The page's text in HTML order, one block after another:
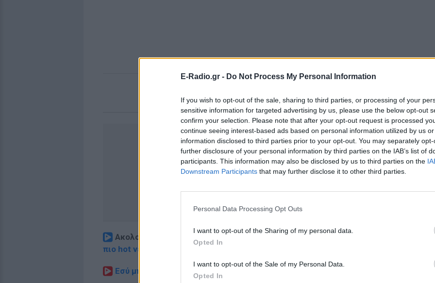
E-Radio.gr - Do Not Process My Personal Information
If you wish to opt-out of the sale, sharing to third parties, or processing of your
sensitive information for targeted advertising by us, please use the below opt-out
confirm your selection. Please note that after your opt-out request is processed
continue seeing interest-based ads based on personal information utilized by us
information disclosed to third parties prior to your opt-out. You may separately
further disclosure of your personal information by third parties on the IAB’s list of
participants. This information may also be disclosed by us to third parties on the
Downstream Participants that may further disclose it to other third parties.
Personal Data Processing Opt Outs
I want to opt-out of the Sharing of my personal data.
Opted In
I want to opt-out of the Sale of my Personal Data.
Opted In
5
ΔΙΑΦΗΜΙΣΗ
Ακολουθήστε το E-Radio.gr στο Google News και μάθετε πρώτοι
πιο hot νέα
Εσύ μπήκες στο E-Daily.gr; Τα νέα της ημέρας και ότι σου κάνει κλικ!